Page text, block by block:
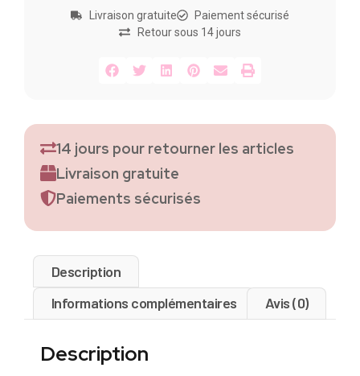
Livraison gratuite
Paiement sécurisé
Retour sous 14 jours
14 jours pour retourner les articles
Livraison gratuite
Paiements sécurisés
Description
Informations complémentaires
Avis (0)
Description